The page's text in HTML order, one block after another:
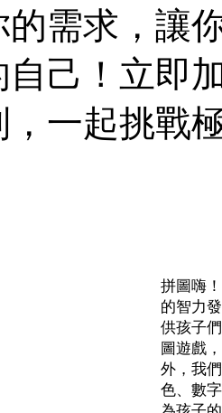
的需求，讓
自己！立即
，一起挑戰
拼圖嗨
的智力
供孩子
圖遊戲
外，我
色、數